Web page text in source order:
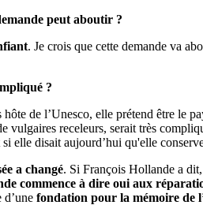
peut aboutir ?
. Je crois que cette demande va
?
hôte de l’Unesco, elle prétend être le
vulgaires receleurs, serait très
elle disait aujourd’hui qu'elle
a changé. Si François Hollande a
commence à dire oui aux
d’une fondation pour la mémoire de